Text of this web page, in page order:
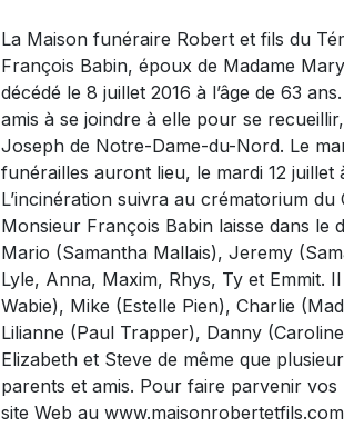
La Maison funéraire Robert et fils du
François Babin, époux de Madame
décédé le 8 juillet 2016 à l’âge de 63
amis à se joindre à elle pour se
Joseph de Notre-Dame-du-Nord. Le
funérailles auront lieu, le mardi 12 juillet
L’incinération suivra au crématorium
Monsieur François Babin laisse dans le
Mario (Samantha Mallais), Jeremy
Lyle, Anna, Maxim, Rhys, Ty et Emmit.
Wabie), Mike (Estelle Pien), Charlie
Lilianne (Paul Trapper), Danny
Elizabeth et Steve de même que
parents et amis. Pour faire parvenir
site Web au